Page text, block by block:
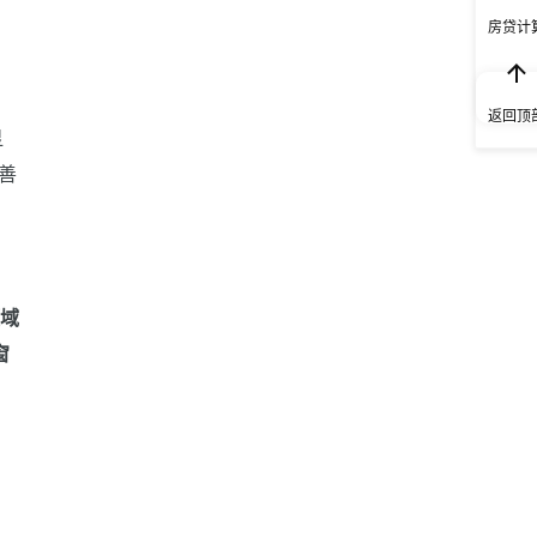
房贷计
返回顶